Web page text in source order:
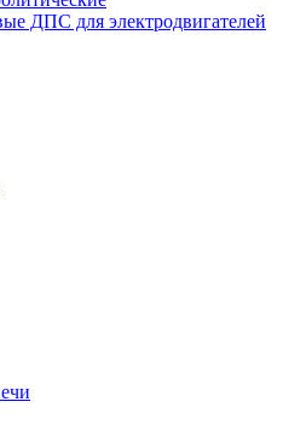
ДПС для электродвигателей